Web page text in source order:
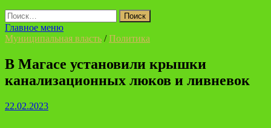
Найти:
Главное меню
Муниципальная власть /Политика
В Магасе установили крышки
канализационных люков и ливневок
22.02.2023